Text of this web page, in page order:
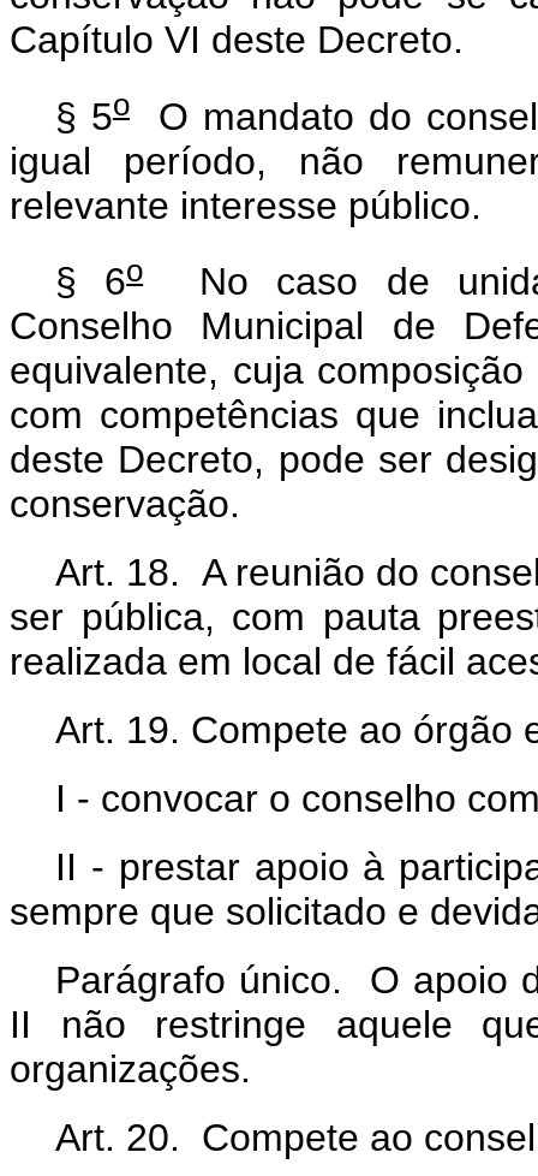
Capítulo VI deste Decreto.
§ 5oO mandato do
igual período, não
relevante interesse público.
§ 6oNo caso de
Conselho Municipal de
equivalente, cuja
com competências que
deste Decreto, pode ser
conservação.
Art. 18. A reunião do
ser pública, com pauta
realizada em local de fácil
Art. 19. Compete ao órgão
I - convocar o conselho
II - prestar apoio à
sempre que solicitado e
Parágrafo único. O apoio
II não restringe aquele
organizações.
Art. 20. Compete ao